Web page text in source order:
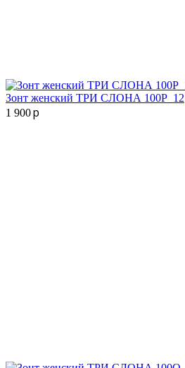
Зонт женский ТРИ СЛОНА 100P_12
1 900p